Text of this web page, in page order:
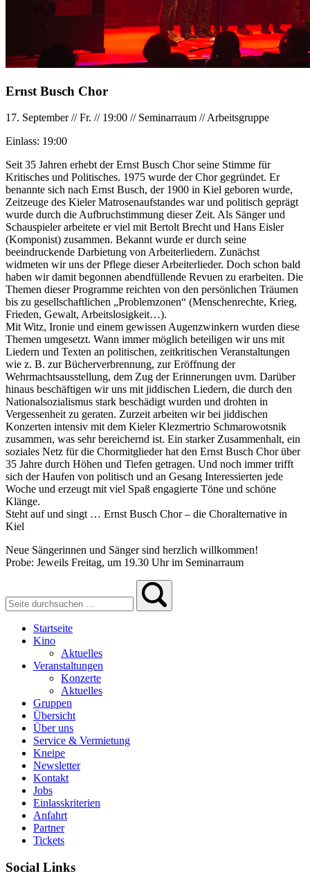
Ernst Busch Chor
17. September//Fr. // 19:00 // Seminarraum //Arbeitsgruppe
Einlass: 19:00
Seit 35 Jahren erhebt der Ernst Busch Chor seine Stimme für
Kritisches und Politisches. 1975 wurde der Chor gegründet. Er
benannte sich nach Ernst Busch, der 1900 in Kiel geboren wurde,
Zeitzeuge des Kieler Matrosenaufstandes war und politisch geprägt
wurde durch die Aufbruchstimmung dieser Zeit. Als Sänger und
Schauspieler arbeitete er viel mit Bertolt Brecht und Hans Eisler
(Komponist) zusammen. Bekannt wurde er durch seine
beeindruckende Darbietung von Arbeiterliedern. Zunächst
widmeten wir uns der Pflege dieser Arbeiterlieder. Doch schon bald
haben wir damit begonnen abendfüllende Revuen zu erarbeiten. Die
Themen dieser Programme reichten von den persönlichen Träumen
bis zu gesellschaftlichen „Problemzonen“ (Menschenrechte, Krieg,
Frieden, Gewalt, Arbeitslosigkeit…).
Mit Witz, Ironie und einem gewissen Augenzwinkern wurden diese
Themen umgesetzt. Wann immer möglich beteiligen wir uns mit
Liedern und Texten an politischen, zeitkritischen Veranstaltungen
wie z. B. zur Bücherverbrennung, zur Eröffnung der
Wehrmachtsausstellung, dem Zug der Erinnerungen uvm. Darüber
hinaus beschäftigen wir uns mit jiddischen Liedern, die durch den
Nationalsozialismus stark beschädigt wurden und drohten in
Vergessenheit zu geraten. Zurzeit arbeiten wir bei jiddischen
Konzerten intensiv mit dem Kieler Klezmertrio Schmarowotsnik
zusammen, was sehr bereichernd ist. Ein starker Zusammenhalt, ein
soziales Netz für die Chormitglieder hat den Ernst Busch Chor über
35 Jahre durch Höhen und Tiefen getragen. Und noch immer trifft
sich der Haufen von politisch und an Gesang Interessierten jede
Woche und erzeugt mit viel Spaß engagierte Töne und schöne
Klänge.
Steht auf und singt … Ernst Busch Chor – die Choralternative in
Kiel
Neue Sängerinnen und Sänger sind herzlich willkommen!
Probe: Jeweils Freitag, um 19.30 Uhr im Seminarraum
Startseite
Kino
Aktuelles
Veranstaltungen
Konzerte
Aktuelles
Gruppen
Übersicht
Über uns
Service & Vermietung
Kneipe
Newsletter
Kontakt
Jobs
Einlasskriterien
Anfahrt
Partner
Tickets
Social Links